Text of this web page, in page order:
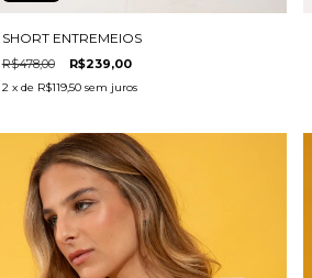
SHORT ENTREMEIOS
R$478,00 R$239,00
2 x de R$119,50 sem juros